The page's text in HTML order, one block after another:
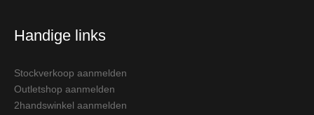
Handige links
Stockverkoop aanmelden
Outletshop aanmelden
2handswinkel aanmelden